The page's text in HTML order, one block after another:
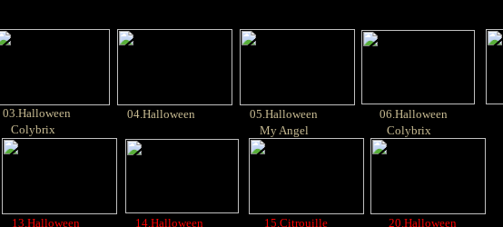
03.Halloween 04.Halloween 05.Halloween 06.Halloween
Colybrix My Angel Colybrix
13.Halloween 14.Halloween 15.Citrouille 20.Halloween